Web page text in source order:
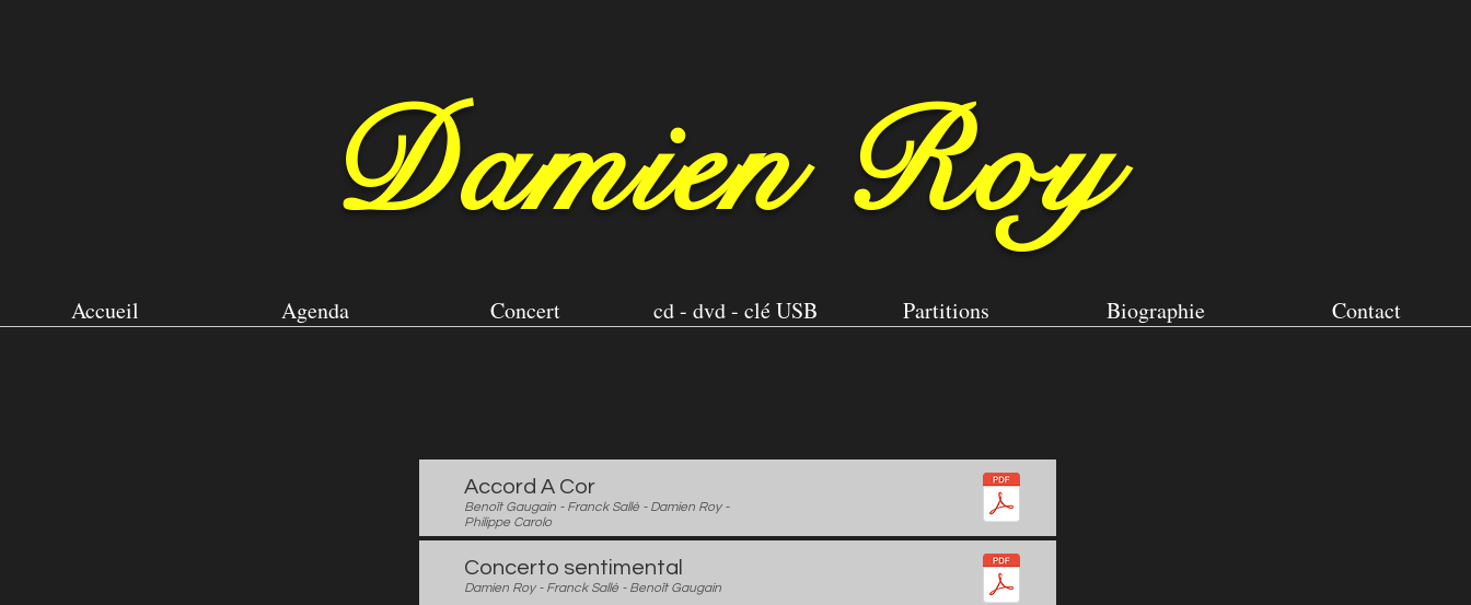
Damien Roy
Accueil Agenda Concert cd - dvd - clé USB Partitions Biographie Contact
Accord A Cor
Benoît Gaugain - Franck Sallé - Damien Roy -
Philippe Carolo
Concerto sentimental
Damien Roy - Franck Sallé - Benoît Gaugain